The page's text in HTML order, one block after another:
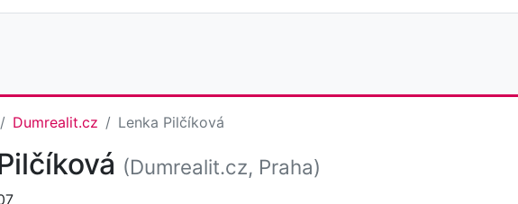
Dumrealit.cz Lenka Pilčíková
(Dumrealit.cz, Praha)